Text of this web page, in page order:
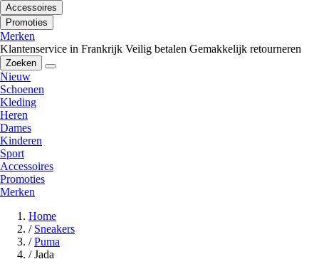
Accessoires
Promoties
Merken
Klantenservice in Frankrijk Veilig betalen Gemakkelijk retourneren
Zoeken
Nieuw
Schoenen
Kleding
Heren
Dames
Kinderen
Sport
Accessoires
Promoties
Merken
Home
/ Sneakers
/ Puma
/ Jada